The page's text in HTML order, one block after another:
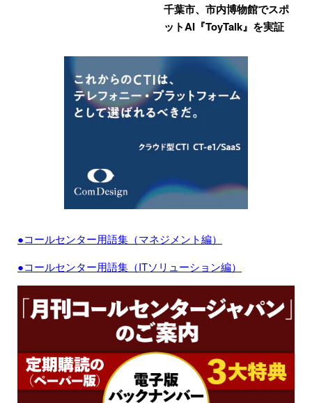
千葉市、市内博物館でスポ
ットAI『ToyTalk』を実証
●コールセンター用語集（マネジメント編）
●コールセンター用語集（ITソリューション編）